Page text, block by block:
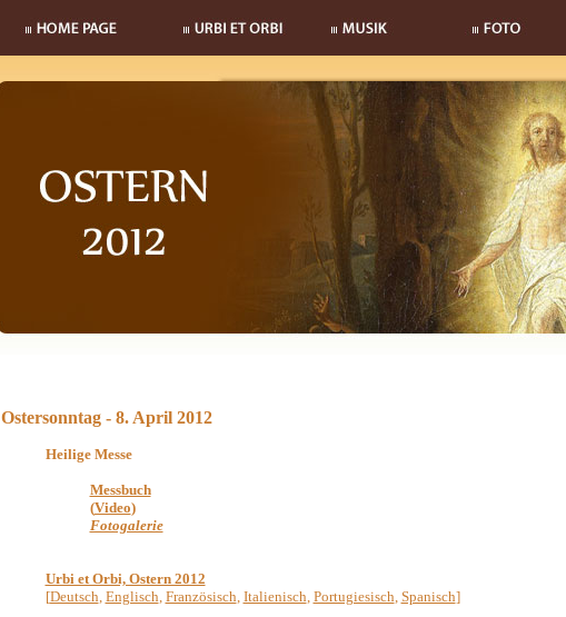
Ostersonntag - 8. April 2012
Heilige Messe
Messbuch
(Video)
Fotogalerie
Urbi et Orbi, Ostern 2012
[Deutsch, Englisch, Französisch, Italienisch, Portugiesisch, Spanisch]